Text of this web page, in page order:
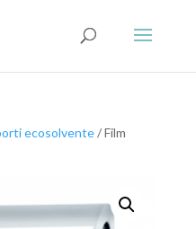
ecosolvente/ Film